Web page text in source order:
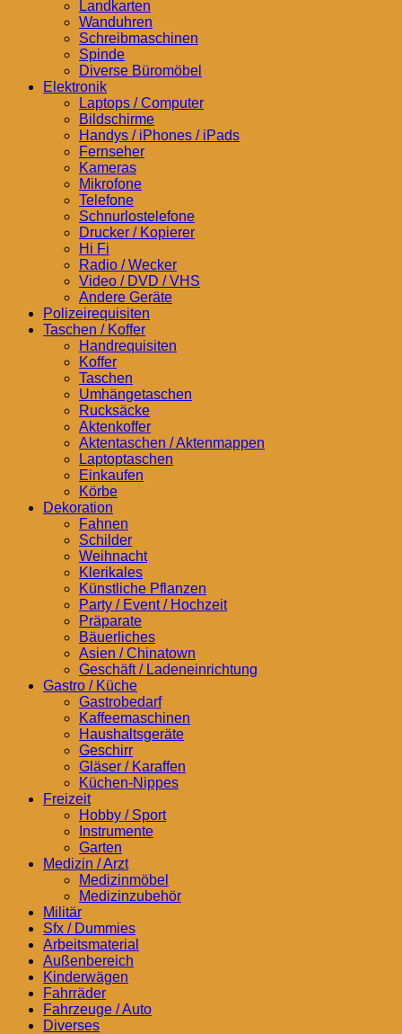
Landkarten
Wanduhren
Schreibmaschinen
Spinde
Diverse Büromöbel
Elektronik
Laptops / Computer
Bildschirme
Handys / iPhones / iPads
Fernseher
Kameras
Mikrofone
Telefone
Schnurlostelefone
Drucker / Kopierer
Hi Fi
Radio / Wecker
Video / DVD / VHS
Andere Geräte
Polizeirequisiten
Taschen / Koffer
Handrequisiten
Koffer
Taschen
Umhängetaschen
Rucksäcke
Aktenkoffer
Aktentaschen / Aktenmappen
Laptoptaschen
Einkaufen
Körbe
Dekoration
Fahnen
Schilder
Weihnacht
Klerikales
Künstliche Pflanzen
Party / Event / Hochzeit
Präparate
Bäuerliches
Asien / Chinatown
Geschäft / Ladeneinrichtung
Gastro / Küche
Gastrobedarf
Kaffeemaschinen
Haushaltsgeräte
Geschirr
Gläser / Karaffen
Küchen-Nippes
Freizeit
Hobby / Sport
Instrumente
Garten
Medizin / Arzt
Medizinmöbel
Medizinzubehör
Militär
Sfx / Dummies
Arbeitsmaterial
Außenbereich
Kinderwägen
Fahrräder
Fahrzeuge / Auto
Diverses